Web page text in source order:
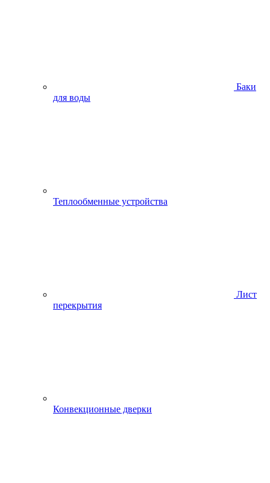
Баки
для воды
Теплообменные устройства
Лист
перекрытия
Конвекционные дверки